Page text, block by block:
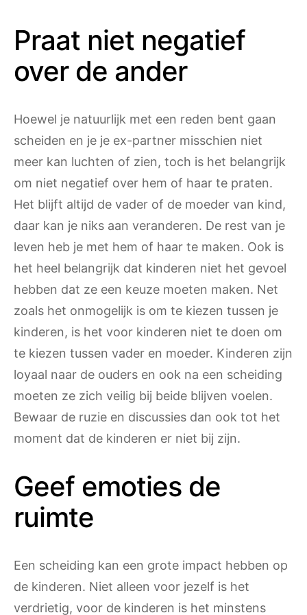
Praat niet negatief
over de ander
Hoewel je natuurlijk met een reden bent gaan
scheiden en je je ex-partner misschien niet
meer kan luchten of zien, toch is het belangrijk
om niet negatief over hem of haar te praten.
Het blijft altijd de vader of de moeder van kind,
daar kan je niks aan veranderen. De rest van je
leven heb je met hem of haar te maken. Ook is
het heel belangrijk dat kinderen niet het gevoel
hebben dat ze een keuze moeten maken. Net
zoals het onmogelijk is om te kiezen tussen je
kinderen, is het voor kinderen niet te doen om
te kiezen tussen vader en moeder. Kinderen zijn
loyaal naar de ouders en ook na een scheiding
moeten ze zich veilig bij beide blijven voelen.
Bewaar de ruzie en discussies dan ook tot het
moment dat de kinderen er niet bij zijn.
Geef emoties de
ruimte
Een scheiding kan een grote impact hebben op
de kinderen. Niet alleen voor jezelf is het
verdrietig, voor de kinderen is het minstens